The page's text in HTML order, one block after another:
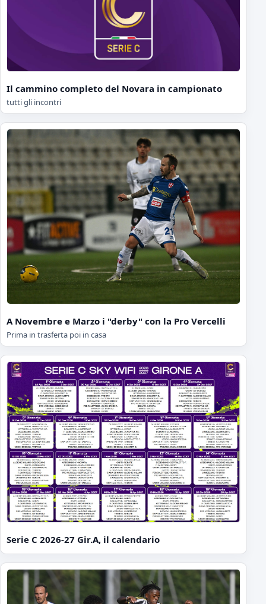
Il cammino completo del Novara in campionato
tutti gli incontri
A Novembre e Marzo i "derby" con la Pro Vercelli
Prima in trasferta poi in casa
Serie C 2026-27 Gir.A, il calendario